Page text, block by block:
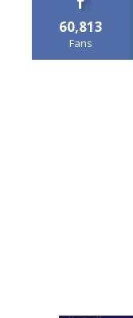
60,813
Fans